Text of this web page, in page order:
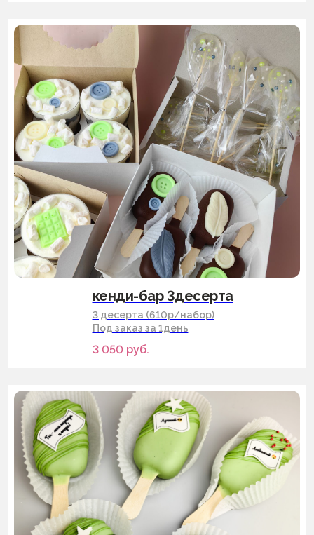
кенди-бар 3десерта
3 десерта (610р/набор)
Под заказ за 1день
3 050 руб.